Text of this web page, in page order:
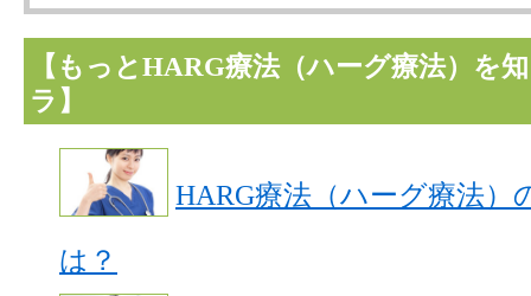
【もっとHARG療法（ハーグ療法）を
ラ】
HARG療法（ハーグ療法）
は？